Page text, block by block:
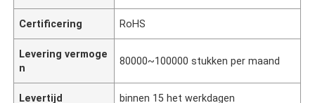
Certificering RoHS
Levering vermoge
n
80000~100000 stukken per maand
Levertijd binnen 15 het werkdagen